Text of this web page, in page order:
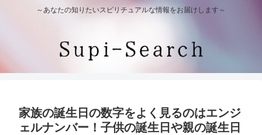
～あなたの知りたいスピリチュアルな情報をお届けします～
家族の誕生日の数字をよく見るのはエンジ
ェルナンバー！子供の誕生日や親の誕生日